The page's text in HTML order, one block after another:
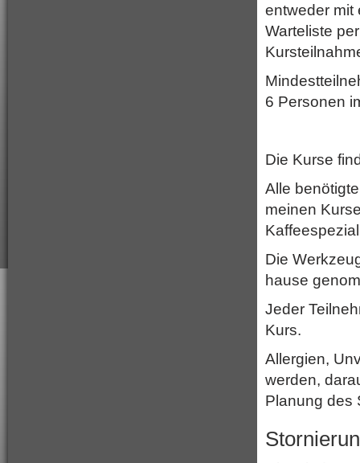
entweder mit
Warteliste
6 Personen
Die Kurse
Alle
meinen
Die
hause
Jeder
Kurs.
Allergien,
werden,
Planung des